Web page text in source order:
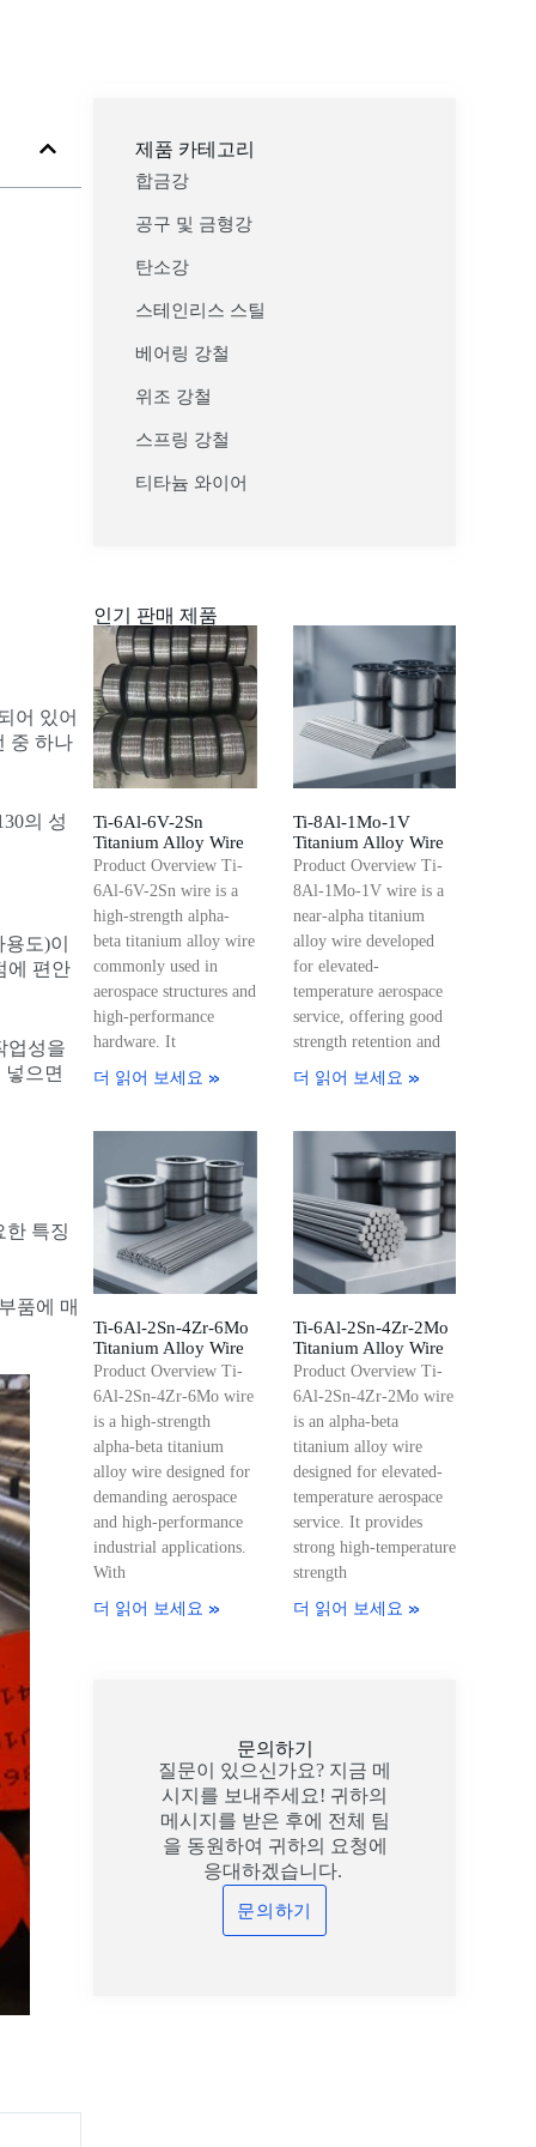
어 있어
중 하나
의 성
도)이
에 편안
업성을
으면
한 특징
품에 매
제품 카테고리
합금강
공구 및 금형강
탄소강
스테인리스 스틸
베어링 강철
위조 강철
스프링 강철
티타늄 와이어
인기 판매 제품
Ti-6Al-6V-2Sn
Titanium Alloy Wire
Product Overview Ti-
6Al-6V-2Sn wire is a
high-strength alpha-
beta titanium alloy wire
commonly used in
aerospace structures and
high-performance
hardware. It
더 읽어 보세요 »
Ti-8Al-1Mo-1V
Titanium Alloy Wire
Product Overview Ti-
8Al-1Mo-1V wire is a
near-alpha titanium
alloy wire developed
for elevated-
temperature aerospace
service, offering good
strength retention and
더 읽어 보세요 »
Ti-6Al-2Sn-4Zr-6Mo
Titanium Alloy Wire
Product Overview Ti-
6Al-2Sn-4Zr-6Mo wire
is a high-strength
alpha-beta titanium
alloy wire designed for
demanding aerospace
and high-performance
industrial applications.
With
더 읽어 보세요 »
Ti-6Al-2Sn-4Zr-2Mo
Titanium Alloy Wire
Product Overview Ti-
6Al-2Sn-4Zr-2Mo wire
is an alpha-beta
titanium alloy wire
designed for elevated-
temperature aerospace
service. It provides
strong high-temperature
strength
더 읽어 보세요 »
문의하기
질문이 있으신가요? 지금 메
시지를 보내주세요! 귀하의
메시지를 받은 후에 전체 팀
을 동원하여 귀하의 요청에
응대하겠습니다.
문의하기